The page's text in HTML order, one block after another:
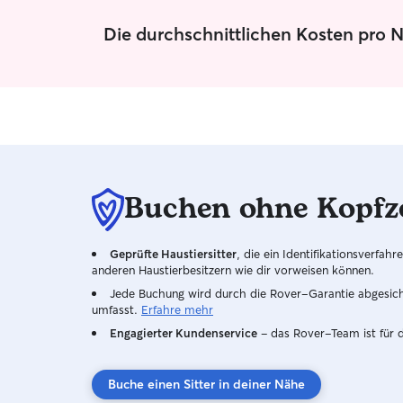
Arbeit erforderlich. Neben Füttern und
Gassigehen stehen auch Spiel, Beschäftigung
Die durchschnittlichen Kosten pro
Buchen ohne
Geprüfte Haustiersitter , die ein
anderen Haustierbesitzern wie dir vorweisen können.
Jede Buchung wird durch die Rover-Garantie
umfasst. Erfahre mehr
Engagierter Kundenservice – das Rover-Team ist für
Buche einen Sitter in deiner Nähe